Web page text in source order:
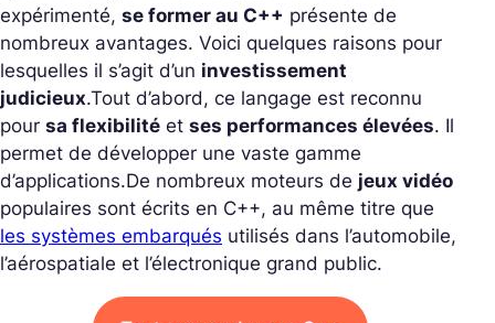
expérimenté, se former au C++ présente de
nombreux avantages. Voici quelques raisons pour
lesquelles il s’agit d’un investissement
judicieux.Tout d’abord, ce langage est reconnu
pour sa flexibilité et ses performances élevées. Il
permet de développer une vaste gamme
d’applications.De nombreux moteurs de jeux vidéo
populaires sont écrits en C++, au même titre que
les systèmes embarqués utilisés dans l’automobile,
l’aérospatiale et l’électronique grand public.